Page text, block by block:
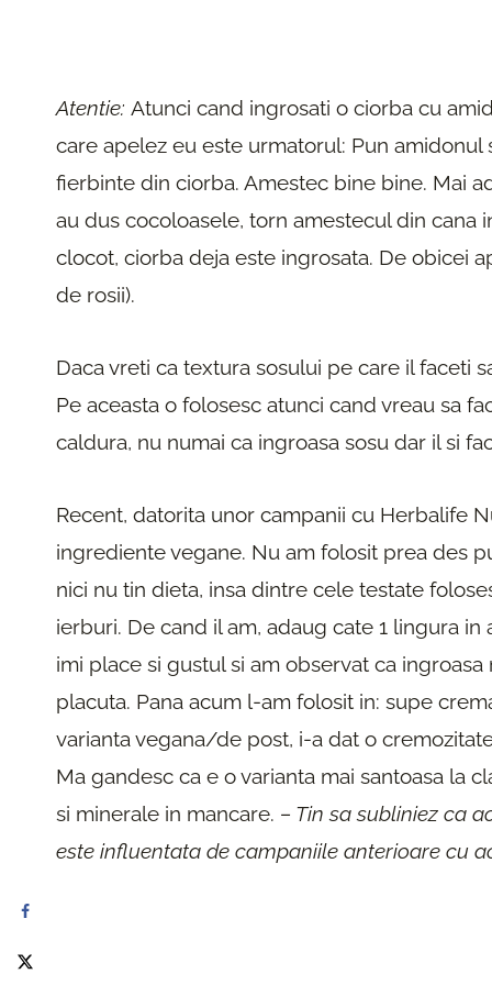
Atentie: Atunci cand ingrosati o ciorba cu
care apelez eu este urmatorul: Pun
fierbinte din ciorba. Amestec bine bine. Mai
au dus cocoloasele, torn amestecul din cana
clocot, ciorba deja este ingrosata. De obicei
de rosii).
Daca vreti ca textura sosului pe care il faceti
Pe aceasta o folosesc atunci cand vreau sa
caldura, nu numai ca ingroasa sosu dar il si
Recent, datorita unor campanii cu Herbalife
ingrediente vegane. Nu am folosit prea des
nici nu tin dieta, insa dintre cele testate
ierburi. De cand il am, adaug cate 1 lingura
imi place si gustul si am observat ca
placuta. Pana acum l-am folosit in: supe
varianta vegana/de post, i-a dat o
Ma gandesc ca e o varianta mai santoasa la
si minerale in mancare. – Tin sa subliniez ca
este influentata de campaniile anterioare cu